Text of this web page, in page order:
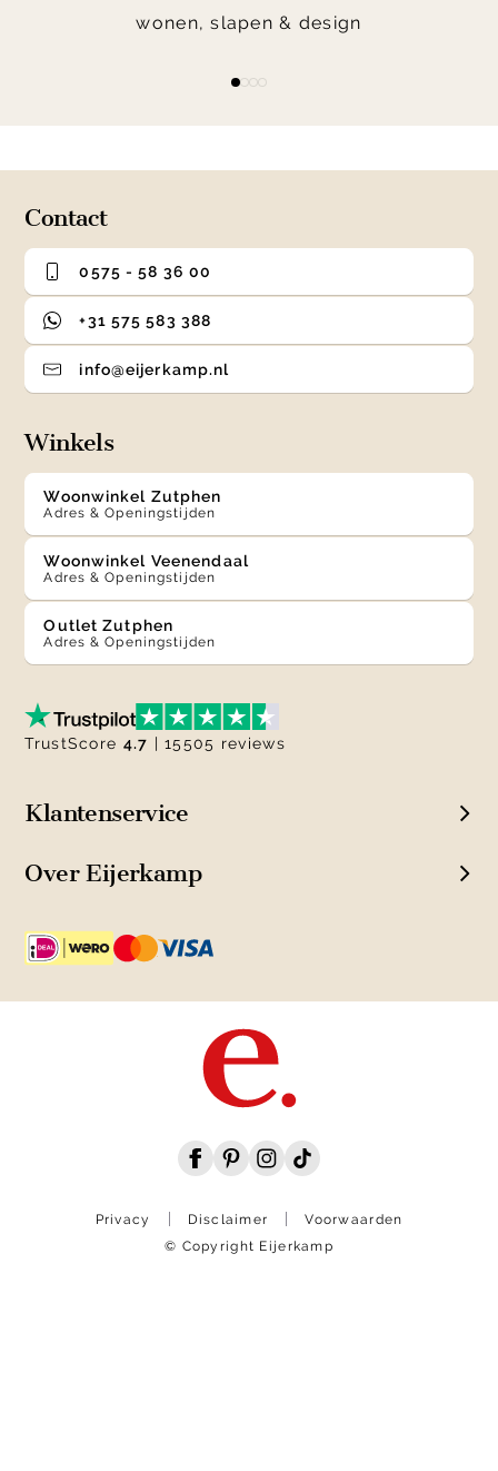
wonen, slapen & design
Contact
0575 - 58 36 00
+31 575 583 388
info@eijerkamp.nl
Winkels
Woonwinkel Zutphen
Adres & Openingstijden
Woonwinkel Veenendaal
Adres & Openingstijden
Outlet Zutphen
Adres & Openingstijden
Klantenservice
Over Eijerkamp
TrustScore 4.7 | 15505 reviews
Privacy Disclaimer
Voorwaarden
© Copyright Eijerkamp